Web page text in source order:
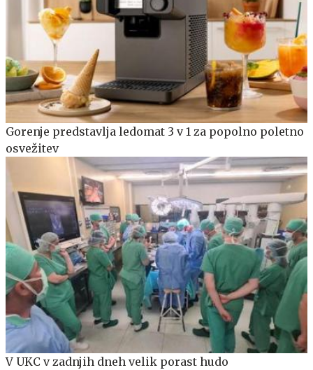
Gorenje predstavlja ledomat 3 v 1 za popolno poletno
osvežitev
V UKC v zadnjih dneh velik porast hudo